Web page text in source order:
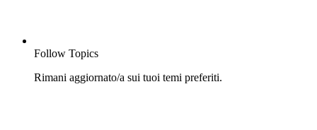
Follow Topics
Rimani aggiornato/a sui tuoi temi preferiti.